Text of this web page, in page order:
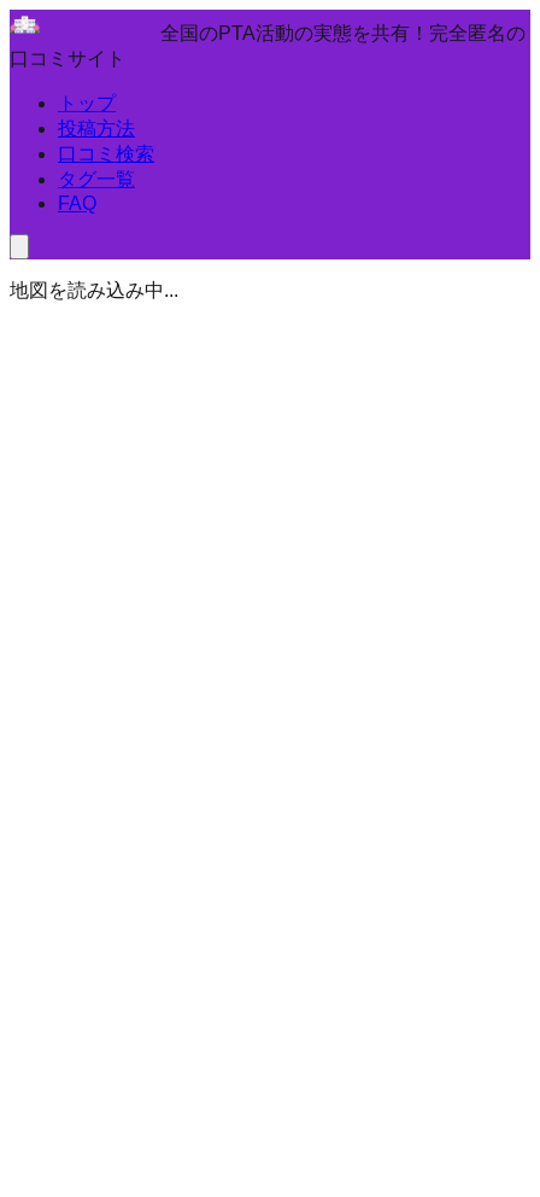
全国のPTA活動の実態を共有！完全匿名の
口コミサイト
トップ
投稿方法
口コミ検索
タグ一覧
FAQ
地図を読み込み中...